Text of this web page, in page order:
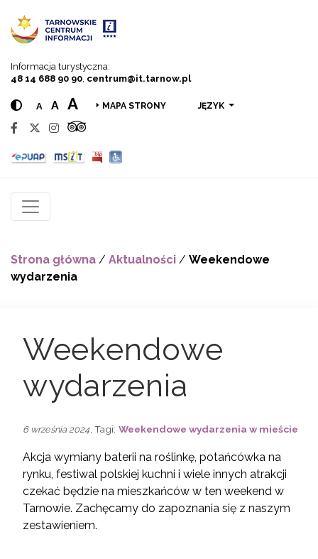
Informacja turystyczna:
48 14 688 90 90 centrum@it.tarnow.pl
A A A MAPA STRONY JĘZYK
Strona główna / Aktualności / Weekendowe
wydarzenia
Weekendowe
wydarzenia
6 września 2024 , Tagi: Weekendowe wydarzenia w mieście
Akcja wymiany baterii na roślinkę, potańcówka na
rynku, festiwal polskiej kuchni i wiele innych atrakcji
czekać będzie na mieszkańców w ten weekend w
Tarnowie. Zachęcamy do zapoznania się z naszym
zestawieniem.